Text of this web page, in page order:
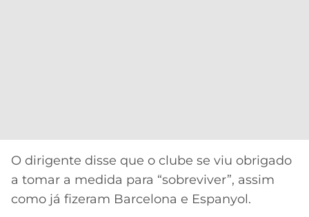
O dirigente disse que o clube se viu obrigado
a tomar a medida para “sobreviver”, assim
como já fizeram Barcelona e Espanyol.